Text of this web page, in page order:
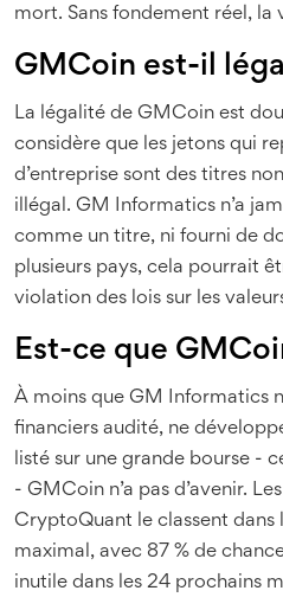
mort. Sans fondement réel, la
GMCoin est-il
La légalité de GMCoin est
considère que les jetons qui
d’entreprise sont des titres
illégal. GM Informatics n’a
comme un titre, ni fourni de
plusieurs pays, cela pourrait
violation des lois sur les
Est-ce que
À moins que GM Informatics
financiers audité, ne
listé sur une grande bourse -
- GMCoin n’a pas d’avenir.
CryptoQuant le classent dans
maximal, avec 87 % de
inutile dans les 24 prochains